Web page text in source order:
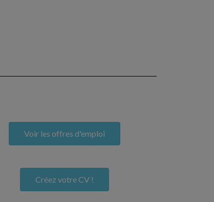
Voir les offres d'emploi
Créez votre CV !